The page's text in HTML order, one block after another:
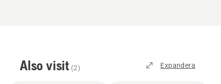
Also visit (2) Expandera